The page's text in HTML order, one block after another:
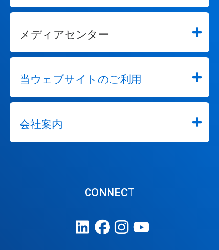
メディアセンター
当ウェブサイトのご利用
会社案内
CONNECT